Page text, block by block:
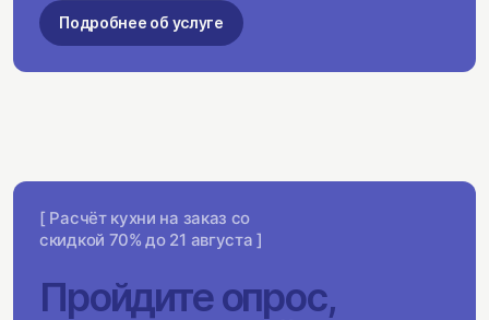
Подробнее об услуге
[ Расчёт кухни на заказ со
скидкой 70% до 21 августа ]
Пройдите опрос,